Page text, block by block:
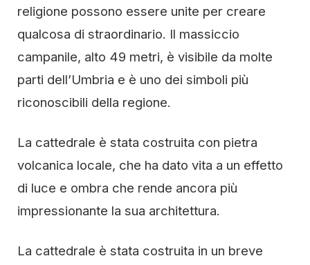
religione possono essere unite per creare
qualcosa di straordinario. Il massiccio
campanile, alto 49 metri, è visibile da molte
parti dell’Umbria e è uno dei simboli più
riconoscibili della regione.
La cattedrale è stata costruita con pietra
volcanica locale, che ha dato vita a un effetto
di luce e ombra che rende ancora più
impressionante la sua architettura.
La cattedrale è stata costruita in un breve